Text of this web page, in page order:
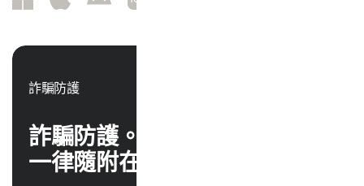
詐騙防護
詐騙防護。
一律隨附在內。